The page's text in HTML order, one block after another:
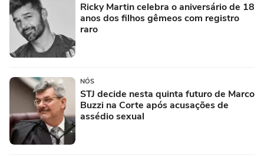
Ricky Martin celebra o aniversário de 18
anos dos filhos gêmeos com registro
raro
NÓS
STJ decide nesta quinta futuro de Marco
Buzzi na Corte após acusações de
assédio sexual